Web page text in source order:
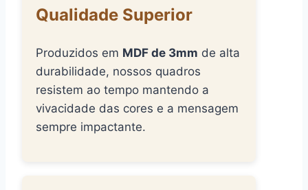
Qualidade Superior
Produzidos em MDF de 3mm de alta
durabilidade, nossos quadros
resistem ao tempo mantendo a
vivacidade das cores e a mensagem
sempre impactante.